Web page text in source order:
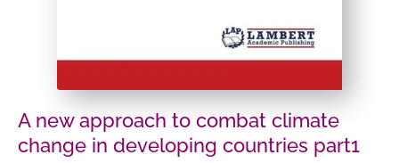
A new approach to combat climate
change in developing countries part1